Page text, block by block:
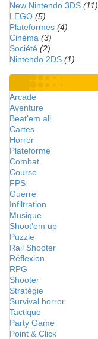
New Nintendo 3DS (11)
LEGO (5)
Plateformes (4)
Cinéma (3)
Société (2)
Nintendo 2DS (1)
Arcade
Aventure
Beat'em all
Cartes
Horror
Plateforme
Combat
Course
FPS
Guerre
Infiltration
Musique
Shoot'em up
Puzzle
Rail Shooter
Réflexion
RPG
Shooter
Stratégie
Survival horror
Tactique
Party Game
Point & Click